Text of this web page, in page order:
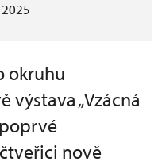
okruhu
výstava „Vzácná
nově